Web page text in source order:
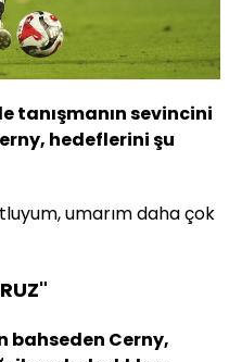
tanışmanın sevincini
hedeflerini şu
umarım daha çok
bahseden Cerny,